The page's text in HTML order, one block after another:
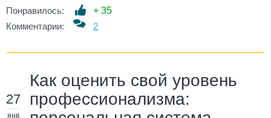
Понравилось:
+ 35
Комментарии:
2
27
янв
Как оценить свой уровень
профессионализма: